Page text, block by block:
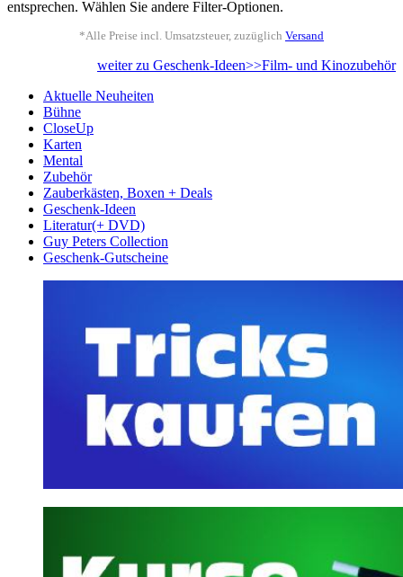
entsprechen. Wählen Sie andere Filter-Optionen.
*Alle Preise incl. Umsatzsteuer, zuzüglich Versand
weiter zu Geschenk-Ideen>>Film- und Kinozubehör
Aktuelle Neuheiten
Bühne
CloseUp
Karten
Mental
Zubehör
Zauberkästen, Boxen + Deals
Geschenk-Ideen
Literatur(+ DVD)
Guy Peters Collection
Geschenk-Gutscheine